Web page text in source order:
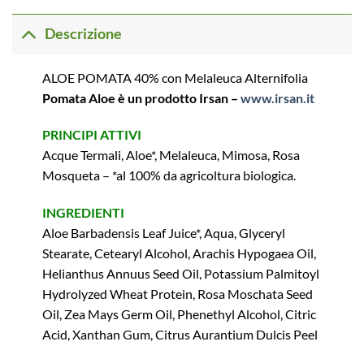
Descrizione
ALOE POMATA 40% con Melaleuca Alternifolia
Pomata Aloe è un prodotto Irsan – www.irsan.it
PRINCIPI ATTIVI
Acque Termali, Aloe*, Melaleuca, Mimosa, Rosa
Mosqueta – *al 100% da agricoltura biologica.
INGREDIENTI
Aloe Barbadensis Leaf Juice*, Aqua, Glyceryl
Stearate, Cetearyl Alcohol, Arachis Hypogaea Oil,
Helianthus Annuus Seed Oil, Potassium Palmitoyl
Hydrolyzed Wheat Protein, Rosa Moschata Seed
Oil, Zea Mays Germ Oil, Phenethyl Alcohol, Citric
Acid, Xanthan Gum, Citrus Aurantium Dulcis Peel